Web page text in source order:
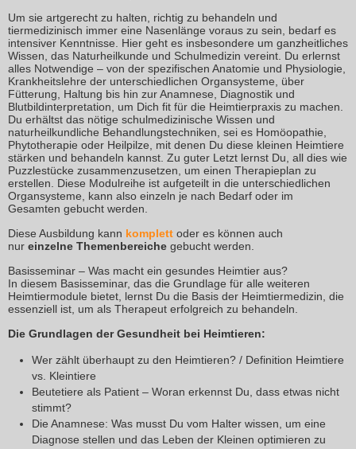
Um sie artgerecht zu halten, richtig zu behandeln und
tiermedizinisch immer eine Nasenlänge voraus zu sein, bedarf es
intensiver Kenntnisse. Hier geht es insbesondere um ganzheitliches
Wissen, das Naturheilkunde und Schulmedizin vereint. Du erlernst
alles Notwendige – von der spezifischen Anatomie und Physiologie,
Krankheitslehre der unterschiedlichen Organsysteme, über
Fütterung, Haltung bis hin zur Anamnese, Diagnostik und
Blutbildinterpretation, um Dich fit für die Heimtierpraxis zu machen.
Du erhältst das nötige schulmedizinische Wissen und
naturheilkundliche Behandlungstechniken, sei es Homöopathie,
Phytotherapie oder Heilpilze, mit denen Du diese kleinen Heimtiere
stärken und behandeln kannst. Zu guter Letzt lernst Du, all dies wie
Puzzlestücke zusammenzusetzen, um einen Therapieplan zu
erstellen. Diese Modulreihe ist aufgeteilt in die unterschiedlichen
Organsysteme, kann also einzeln je nach Bedarf oder im
Gesamten gebucht werden.
In dieser Ausbildungsreihe befassen wir uns mit Heimtieren an
Diese Ausbildung kann komplett oder es können auch
nur einzelne Themenbereiche gebucht werden.
Basisseminar – Was macht ein gesundes Heimtier aus?
In diesem Basisseminar, das die Grundlage für alle weiteren
Heimtiermodule bietet, lernst Du die Basis der Heimtiermedizin, die
essenziell ist, um als Therapeut erfolgreich zu behandeln.
Die Grundlagen der Gesundheit bei Heimtieren:
Wer zählt überhaupt zu den Heimtieren? / Definition Heimtiere
vs. Kleintiere
Beutetiere als Patient – Woran erkennst Du, dass etwas nicht
stimmt?
Die Anamnese: Was musst Du vom Halter wissen, um eine
Diagnose stellen und das Leben der Kleinen optimieren zu